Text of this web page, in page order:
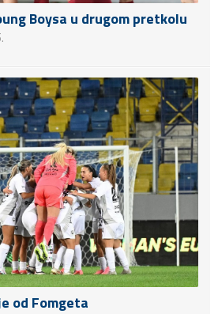
Boysa u drugom pretkolu
od Fomgeta